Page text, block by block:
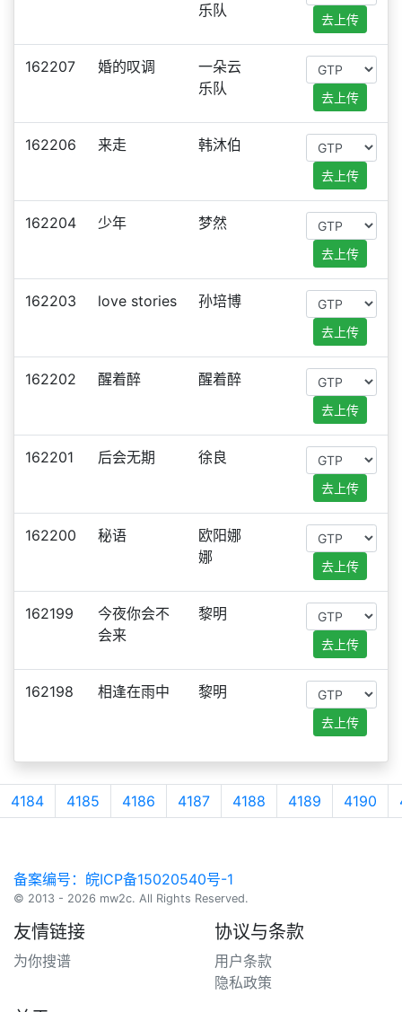
乐队
去上传
162207 婚的叹调
一朵云
乐队
去上传
162206 来走 韩沐伯
去上传
162204 少年 梦然
去上传
162203 love stories 孙培博
去上传
162202 醒着醉 醒着醉
去上传
162201 后会无期 徐良
去上传
162200 秘语
欧阳娜
娜
去上传
162199
今夜你会不
会来
黎明
去上传
162198 相逢在雨中 黎明
去上传
4184 4185 4186 4187 4188 4189 4190
备案编号：皖ICP备15020540号-1
© 2013 - 2026 mw2c. All Rights Reserved.
友情链接
为你搜谱
协议与条款
用户条款
隐私政策